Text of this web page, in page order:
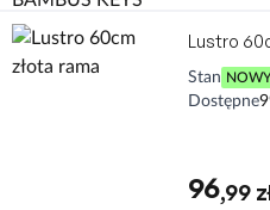
Lustro
Stan
Dostępne
96,99